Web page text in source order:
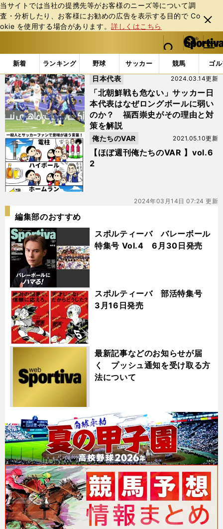
当サイトでは当社の提携先等がお客様のニーズ等について調
査・分析したり、お客様にお勧めの広告を表⽰する⽬的で Co
okie を使⽤する場合があります。詳しくはこちら
閉じ
る
web Sportiva (webスポルティーバ)
検索
マイペ
ー
ジ
メニュ
新着 ランキング 野球 サッカー 競馬 ゴ
b
ス
ポ
ル
テ
ィ
ー
バ
「#ハイボール」の最新ニュース・ 情報
「北朝鮮戦も危ない」サッカー日
本代表はなぜロングボールに弱い
のか？ 福西崇史がその理由と対
策を解説
2024.03.14更新
日本代表
【ほぼ週刊俺たちのVAR 】vol.6
2
2021.05.10更新
俺たちのVAR
2024年03月14日 07:24 更新
編集部のおすすめ
スポルティーバ バレーボール
特集号 Vol.4 6月30日発売
スポルティーバ 部活特集号
3月16日発売
最新記事などのお知らせが届
く プッシュ通知を受け取る方
法について